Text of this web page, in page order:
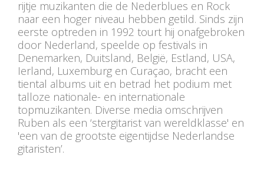
rijtje muzikanten die de Nederblues en Rock
naar een hoger niveau hebben getild. Sinds zijn
eerste optreden in 1992 tourt hij onafgebroken
door Nederland, speelde op festivals in
Denemarken, Duitsland, België, Estland, USA,
Ierland, Luxemburg en Curaçao, bracht een
tiental albums uit en betrad het podium met
talloze nationale- en internationale
topmuzikanten. Diverse media omschrijven
Ruben als een ‘stergitarist van wereldklasse' en
'een van de grootste eigentijdse Nederlandse
gitaristen’.